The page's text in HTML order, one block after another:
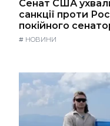
Сенат США
санкції проти
покійного
# НОВИНИ